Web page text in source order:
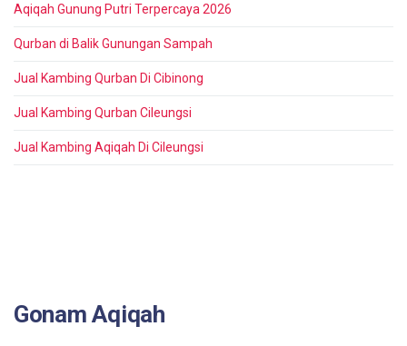
Aqiqah Gunung Putri Terpercaya 2026
Qurban di Balik Gunungan Sampah
Jual Kambing Qurban Di Cibinong
Jual Kambing Qurban Cileungsi
Jual Kambing Aqiqah Di Cileungsi
Gonam Aqiqah